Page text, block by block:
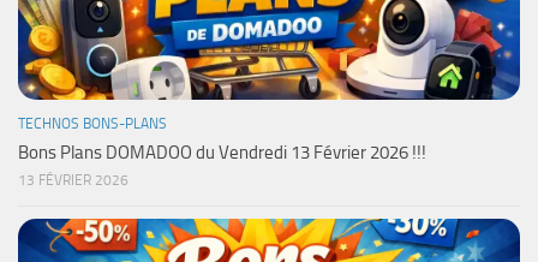
TECHNOS BONS-PLANS
Bons Plans DOMADOO du Vendredi 13 Février 2026 !!!
13 FÉVRIER 2026